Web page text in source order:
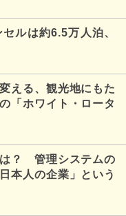
ルは約6.5万人泊、
える、観光地にもた
「ホワイト・ロータ
？ 管理システムの
本人の企業」という